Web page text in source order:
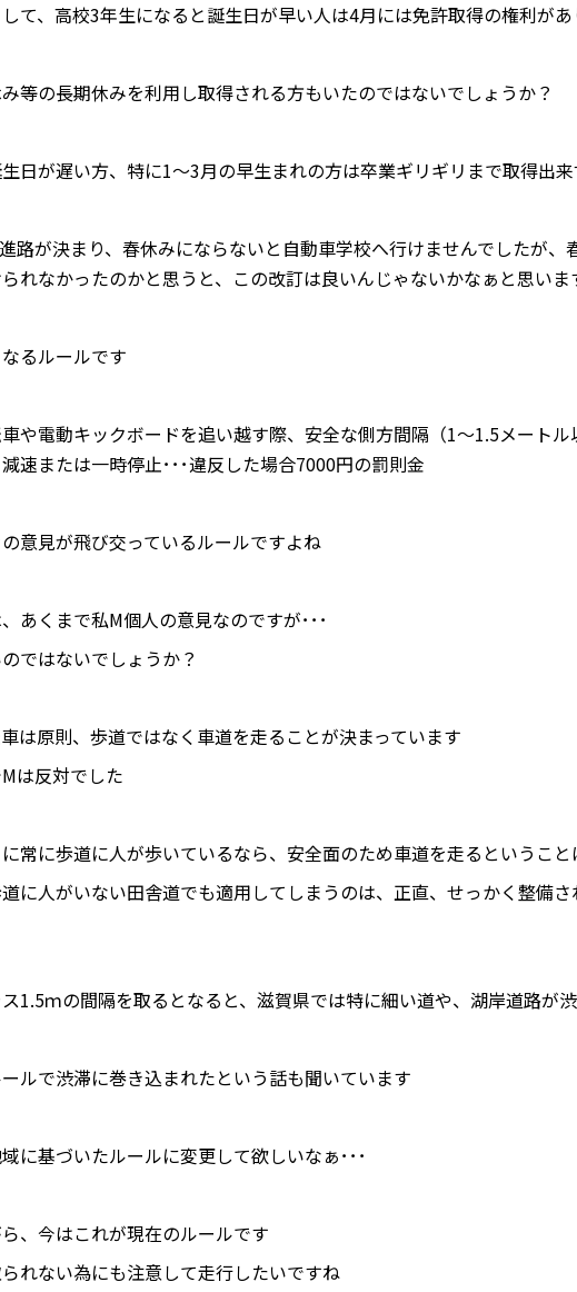
て、高校3年生になると誕生日が早い人は4月には免許取得の権利があ
等の長期休みを利用し取得される方もいたのではないでしょうか？
日が遅い方、特に1～3月の早生まれの方は卒業ギリギリまで取得出
路が決まり、春休みにならないと自動車学校へ行けませんでしたが
れなかったのかと思うと、この改訂は良いんじゃないかなぁと思い
るルールです
や電動キックボードを追い越す際、安全な側方間隔（1～1.5メート
速または一時停止･･･違反した場合7000円の罰則金
意見が飛び交っているルールですよね
あくまで私M個人の意見なのですが･･･
ではないでしょうか？
は原則、歩道ではなく車道を走ることが決まっています
は反対でした
常に歩道に人が歩いているなら、安全面のため車道を走るというこ
に人がいない田舎道でも適用してしまうのは、正直、せっかく整備
1.5ｍの間隔を取るとなると、滋賀県では特に細い道や、湖岸道路が
ルで渋滞に巻き込まれたという話も聞いています
に基づいたルールに変更して欲しいなぁ･･･
、今はこれが現在のルールです
れない為にも注意して走行したいですね